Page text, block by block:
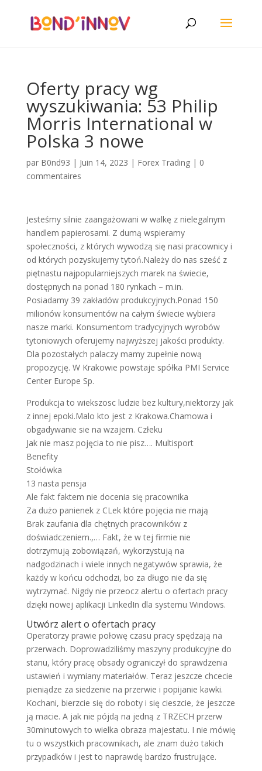
Oferty pracy wg
wyszukiwania: 53 Philip
Morris International w
Polska 3 nowe
par B0nd93 | Juin 14, 2023 | Forex Trading| 0
commentaires
Jesteśmy silnie zaangażowani w walkę z nielegalnym
handlem papierosami. Z dumą wspieramy
społeczności, z których wywodzą się nasi pracownicy i
od których pozyskujemy tytoń.Należy do nas sześć z
piętnastu najpopularniejszych marek na świecie,
dostępnych na ponad 180 rynkach – m.in.
Posiadamy 39 zakładów produkcyjnych.Ponad 150
milionów konsumentów na całym świecie wybiera
nasze marki. Konsumentom tradycyjnych wyrobów
tytoniowych oferujemy najwyższej jakości produkty.
Dla pozostałych palaczy mamy zupełnie nową
propozycję. W Krakowie powstaje spółka PMI Service
Center Europe Sp.
Produkcja to wiekszosc ludzie bez kultury,niektorzy jak
z innej epoki.Malo kto jest z Krakowa.Chamowa i
obgadywanie sie na wzajem. Człeku
Jak nie masz pojęcia to nie pisz…. Multisport
Benefity
Stołówka
13 nasta pensja
Ale fakt faktem nie docenia się pracownika
Za dużo panienek z CLek które pojęcia nie mają
Brak zaufania dla chętnych pracowników z
doświadczeniem.,… Fakt, że w tej firmie nie
dotrzymują zobowiązań, wykorzystują na
nadgodzinach i wiele innych negatywów sprawia, że
każdy w końcu odchodzi, bo za długo nie da się
wytrzymać. Nigdy nie przeocz alertu o ofertach pracy
dzięki nowej aplikacji LinkedIn dla systemu Windows.
Utwórz alert o ofertach pracy
Operatorzy prawie połowę czasu pracy spędzają na
przerwach. Doprowadziliśmy maszyny produkcyjne do
stanu, który pracę obsady ograniczył do sprawdzenia
ustawień i wymiany materiałów. Teraz jeszcze chcecie
pieniądze za siedzenie na przerwie i popijanie kawki.
Kochani, bierzcie się do roboty i się cieszcie, że jeszcze
ją macie. A jak nie pójdą na jedną z TRZECH przerw
30minutowych to wielka obraza majestatu. I nie mówię
tu o wszystkich pracownikach, ale znam dużo takich
przypadków i jest to naprawdę bardzo frustrujące.